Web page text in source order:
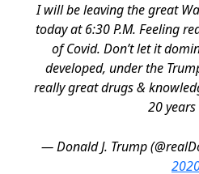
I will be leaving the great
today at 6:30 P.M. Feeling
of Covid. Don’t let it
developed, under the
really great drugs &
20
— Donald J. Trump